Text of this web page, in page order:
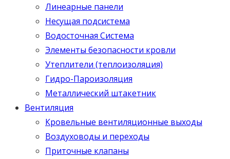
Линеарные панели
Несущая подсистема
Водосточная Система
Элементы безопасности кровли
Утеплители (теплоизоляция)
Гидро-Пароизоляция
Металлический штакетник
Вентиляция
Кровельные вентиляционные выходы
Воздуховоды и переходы
Приточные клапаны